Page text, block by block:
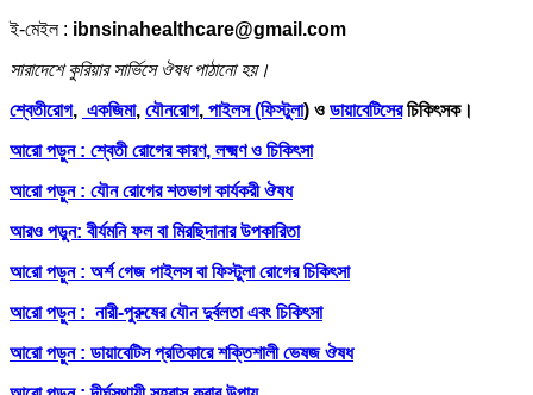
ই-মেইল : ibnsinahealthcare@gmail.com
সারাদেশে কুরিয়ার সার্ভিসে ঔষধ পাঠানো হয়।
শ্বেতীরোগ, একজিমা, যৌনরোগ, পাইলস (ফিস্টুলা) ও ডায়াবেটিসেরচিকিৎসক।
আরো পড়ুন : শ্বেতী রোগের কারণ, লক্ষ্মণ ও চিকিৎসা
আরো পড়ুন : যৌন রোগের শতভাগ কার্যকরী ঔষধ
আরও পড়ুন: বীর্যমনি ফল বা মিরছিদানার উপকারিতা
আরো পড়ুন : অর্শ গেজ পাইলস বা ফিস্টুলা রোগের চিকিৎসা
আরো পড়ুন : নারী-পুরুষের যৌন দুর্বলতা এবং চিকিৎসা
আরো পড়ুন : ডায়াবেটিস প্রতিকারে শক্তিশালী ভেষজ ঔষধ